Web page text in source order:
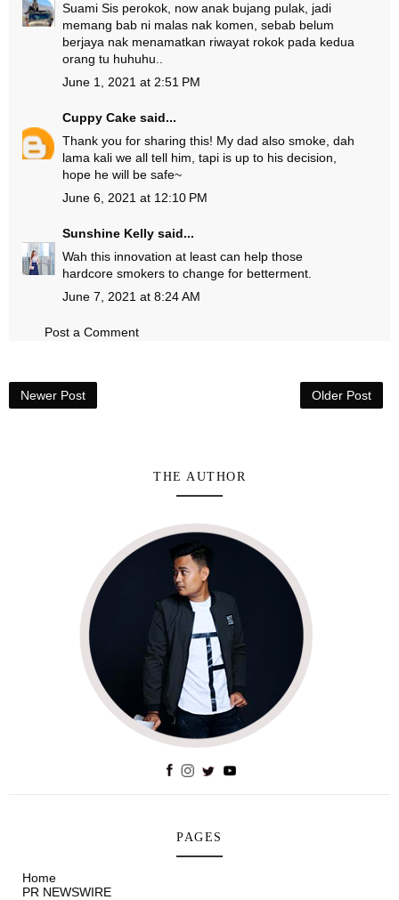
Suami Sis perokok, now anak bujang pulak, jadi
memang bab ni malas nak komen, sebab belum
berjaya nak menamatkan riwayat rokok pada kedua
orang tu huhuhu..
June 1, 2021 at 2:51 PM
Cuppy Cake said...
Thank you for sharing this! My dad also smoke, dah
lama kali we all tell him, tapi is up to his decision,
hope he will be safe~
June 6, 2021 at 12:10 PM
Sunshine Kelly said...
Wah this innovation at least can help those
hardcore smokers to change for betterment.
June 7, 2021 at 8:24 AM
Post a Comment
Newer Post Older Post
THE AUTHOR
PAGES
Home
PR NEWSWIRE